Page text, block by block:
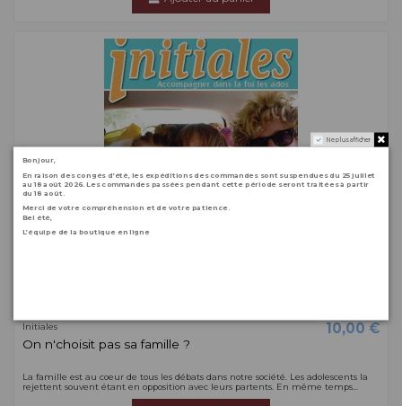
Initiales 10,00 €
On n'choisit pas sa famille ?
La famille est au coeur de tous les débats dans notre société. Les adolescents la
rejettent souvent étant en opposition avec leurs partents. En même temps...
Ne plus afficher
Bonjour,
En raison des congés d’été, les expéditions des commandes sont suspendues du 25 juillet
au 18 août 2026. Les commandes passées pendant cette période seront traitées à partir
du 18 août.
Merci de votre compréhension et de votre patience.
Bel été,
L’équipe de la boutique en ligne